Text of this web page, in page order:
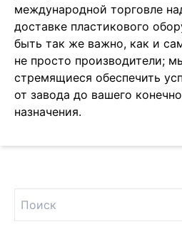
международной торговле
доставке пластикового
быть так же важно, как и
не просто производители;
стремящиеся обеспечить
от завода до вашего
назначения.